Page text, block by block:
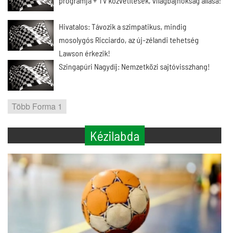
Hivatalos: Távozik a szimpatikus, mindig
mosolygós Ricciardo, az új-zélandi tehetség
Lawson érkezik!
Szingapúri Nagydíj: Nemzetközi sajtóvisszhang!
Több Forma 1
Kézilabda